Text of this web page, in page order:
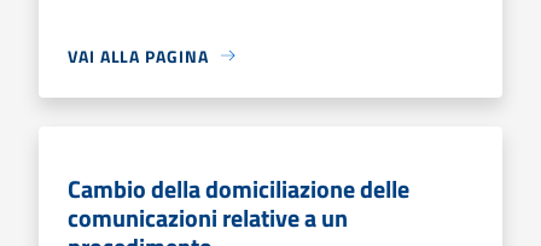
VAI ALLA PAGINA
Cambio della domiciliazione delle
comunicazioni relative a un